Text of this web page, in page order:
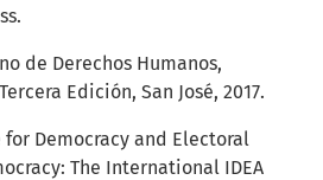
de Derechos Humanos,
Edición, San José, 2017.
Democracy and Electoral
The International IDEA